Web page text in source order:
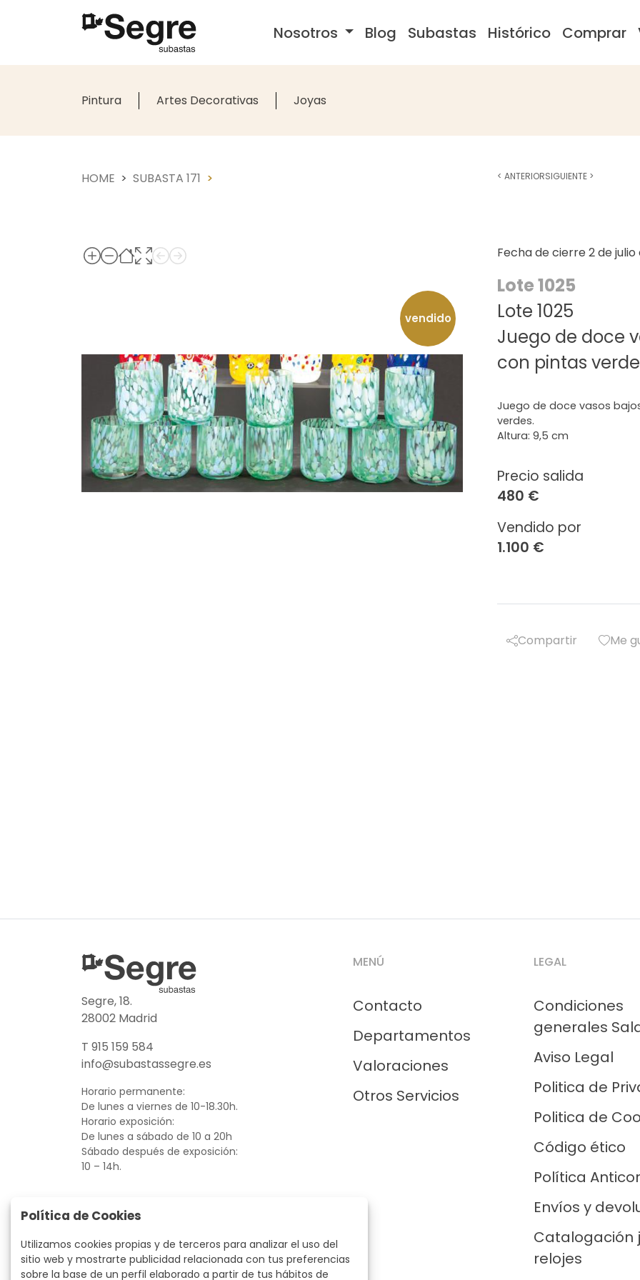
Nosotros Blog Subastas Histórico Comprar
Pintura Artes Decorativas Joyas
HOME SUBASTA 171
Fecha de cierre 2 de
Lote 1025
Lote 1025
Juego de doce
con pintas
vendido
Precio salida
480 €
Vendido por
1.100 €
Juego de doce vasos
verdes.
Altura: 9,5 cm
Compartir Me
< ANTERIORSIGUIENTE >
Segre, 18.
28002 Madrid
T 915 159 584
info@subastassegre.es
Horario permanente:
De lunes a viernes de 10-18.30h.
Horario exposición:
De lunes a sábado de 10 a 20h
Sábado después de exposición:
10 – 14h.
MENÚ
Contacto
Departamentos
Valoraciones
Otros Servicios
LEGAL
Condiciones
generales
Aviso Legal
Politica de
Politica de
Código ético
Política
Envíos y
Catalogación
relojes
Política de Cookies
Utilizamos cookies propias y de terceros para analizar el uso del
sitio web y mostrarte publicidad relacionada con tus preferencias
sobre la base de un perfil elaborado a partir de tus hábitos de